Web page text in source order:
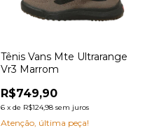
Tênis Vans Mte Ultrarange
Vr3 Marrom
R$749,90
6 x de R$124,98 sem juros
Atenção, última peça!